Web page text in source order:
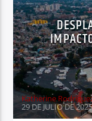
Katherine
29 DE JULIO DE